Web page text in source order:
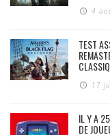
4
TEST
17
IL Y A
DE